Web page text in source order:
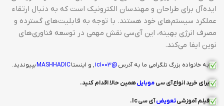
ایده‌آل برای طراحان و مهندسان الکترونیک است که به دنبال ارتقاء
عملکرد سیستم‌های خود هستند. با توجه به قابلیت‌های گسترده و
مصرف انرژی بهینه، این آی‌سی نقش مهمی در توسعه فناوری‌های
نوین ایفا می‌کند.
به خانواده بزرگ تلگرامی ما به آدرس@ic1003 , و اینستاMASHHADICبپیوندید.
برای خرید انواعآی سیموبایلهمین حالا اقدام کنید.
فیلم آموزشیتعویضآی سی